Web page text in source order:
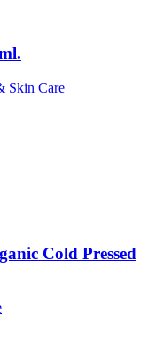
Skin Care
Cold Pressed